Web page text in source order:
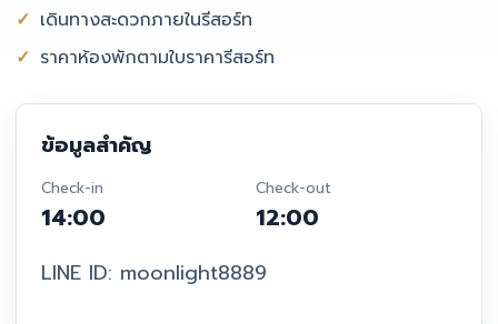
เดินทางสะดวกภายในรีสอร์ท
ราคาห้องพักตามใบราคารีสอร์ท
ข้อมูลสำคัญ
Check-in
14:00
Check-out
12:00
LINE ID: moonlight8889